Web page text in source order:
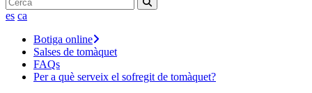
es ca
Botiga online
Salses de tomàquet
FAQs
Per a què serveix el sofregit de tomàquet?